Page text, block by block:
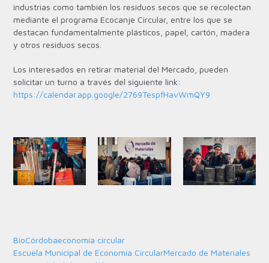
industrias como también los residuos secos que se recolectan
mediante el programa Ecocanje Circular, entre los que se
destacan fundamentalmente plásticos, papel, cartón, madera
y otros residuos secos.
Los interesados en retirar material del Mercado, pueden
solicitar un turno a través del siguiente link:
https://calendar.app.google/2769TespfHavWmQY9
BioCórdobaeconomía circular
Escuela Municipal de Economía CircularMercado de Materiales